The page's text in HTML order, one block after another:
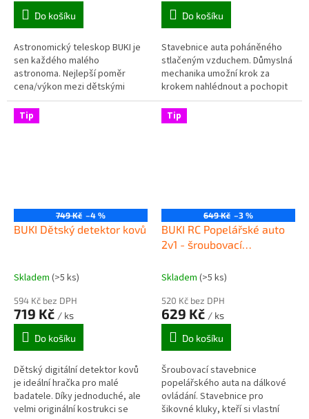
Do košíku
Astronomický teleskop BUKI je
sen každého malého
astronoma. Nejlepší poměr
cena/výkon mezi dětskými
teleskopy. Teleskop TS008B je
typ reflektor se zrcadlem o
průměru 76mm,...
Do košíku
Stavebnice auta poháněného
stlačeným vzduchem. Důmyslná
mechanika umožní krok za
krokem nahlédnout a pochopit
systém pohonu na stlačený
vzduch.
Tip
749 Kč –4 %
BUKI Dětský detektor kovů
Skladem (>5 ks)
594 Kč bez DPH
719 Kč / ks
Do košíku
Dětský digitální detektor kovů
je ideální hračka pro malé
badatele. Díky jednoduché, ale
velmi originální kostrukci se
Tip
649 Kč –3 %
BUKI RC Popelářské auto
2v1 - šroubovací
Skladem (>5 ks)
520 Kč bez DPH
629 Kč / ks
Do košíku
Šroubovací stavebnice
popelářského auta na dálkové
ovládání. Stavebnice pro
šikovné kluky, kteří si vlastní